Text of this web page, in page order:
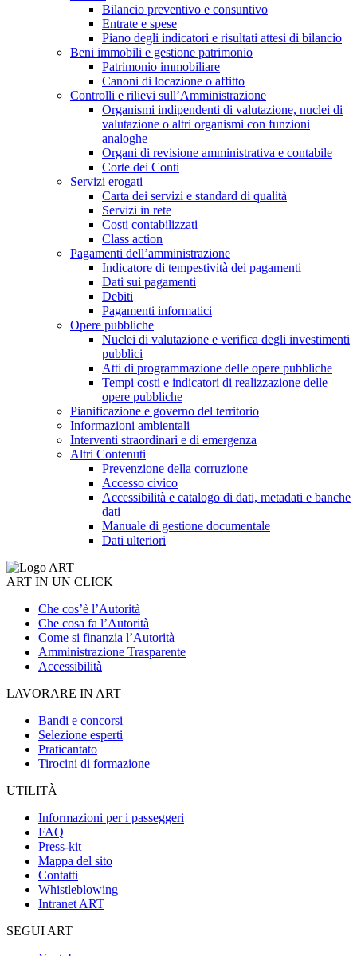
Bilancio preventivo e consuntivo
Entrate e spese
Piano degli indicatori e risultati attesi di bilancio
Beni immobili e gestione patrimonio
Patrimonio immobiliare
Canoni di locazione o affitto
Controlli e rilievi sull’Amministrazione
Organismi indipendenti di valutazione, nuclei di
valutazione o altri organismi con funzioni
analoghe
Organi di revisione amministrativa e contabile
Corte dei Conti
Servizi erogati
Carta dei servizi e standard di qualità
Servizi in rete
Costi contabilizzati
Class action
Pagamenti dell’amministrazione
Indicatore di tempestività dei pagamenti
Dati sui pagamenti
Debiti
Pagamenti informatici
Opere pubbliche
Nuclei di valutazione e verifica degli investimenti
pubblici
Atti di programmazione delle opere pubbliche
Tempi costi e indicatori di realizzazione delle
opere pubbliche
Pianificazione e governo del territorio
Informazioni ambientali
Interventi straordinari e di emergenza
Altri Contenuti
Prevenzione della corruzione
Accesso civico
Accessibilità e catalogo di dati, metadati e banche
dati
Manuale di gestione documentale
Dati ulteriori
ART IN UN CLICK
Che cos’è l’Autorità
Che cosa fa l’Autorità
Come si finanzia l’Autorità
Amministrazione Trasparente
Accessibilità
LAVORARE IN ART
Bandi e concorsi
Selezione esperti
Praticantato
Tirocini di formazione
UTILITÀ
Informazioni per i passeggeri
FAQ
Press-kit
Mappa del sito
Contatti
Whistleblowing
Intranet ART
SEGUI ART